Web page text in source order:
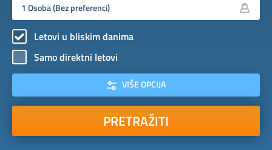
Letovi u bliskim danima
Samo direktni letovi
VIŠE OPCIJA
PRETRAŽITI